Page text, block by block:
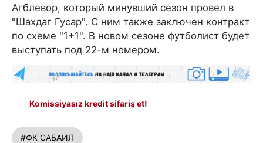
Агблевор, который минувший сезон провел в
"Шахдаг Гусар". С ним также заключен контракт
по схеме "1+1". В новом сезоне футболист будет
выступать под 22-м номером.
Komissiyasız kredit sifariş et!
#ФК САБАИЛ